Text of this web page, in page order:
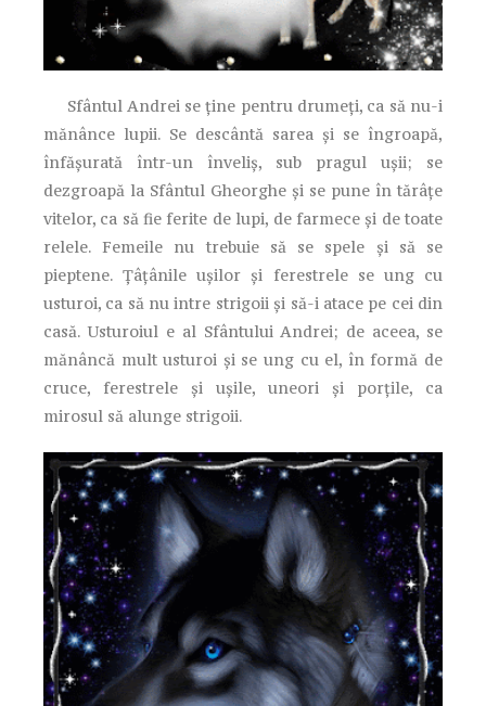
Sfântul Andrei se ține pentru drumeți, ca să nu-i
mănânce lupii. Se descântă sarea și se îngroapă,
înfășurată într-un înveliș, sub pragul ușii; se
dezgroapă la Sfântul Gheorghe și se pune în tărâțe
vitelor, ca să fie ferite de lupi, de farmece și de toate
relele. Femeile nu trebuie să se spele și să se
pieptene. Țâțânile ușilor și ferestrele se ung cu
usturoi, ca să nu intre strigoii și să-i atace pe cei din
casă. Usturoiul e al Sfântului Andrei; de aceea, se
mănâncă mult usturoi și se ung cu el, în formă de
cruce, ferestrele și ușile, uneori și porțile, ca
mirosul să alunge strigoii.